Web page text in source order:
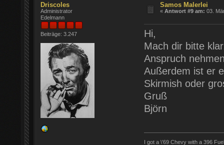
Driscoles
Administrator
Edelmann
Beiträge: 3.247
Samos Malerlei
«Antwort #9 am: 03.
Hi,
Mach dir bitte
Anspruch
Außerdem ist er
Skirmish oder
Gruß
Björn
I got a \'69 Chevy with a 396